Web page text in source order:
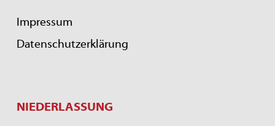
Impressum
Datenschutzerklärung
NIEDERLASSUNG